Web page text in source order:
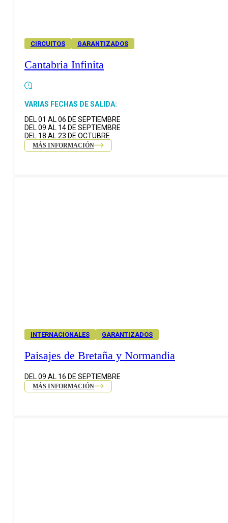
CIRCUITOS GARANTIZADOS
Cantabria Infinita
VARIAS FECHAS DE SALIDA:
DEL 01 AL 06 DE SEPTIEMBRE
DEL 09 AL 14 DE SEPTIEMBRE
DEL 18 AL 23 DE OCTUBRE
MÁS INFORMACIÓN
INTERNACIONALES GARANTIZADOS
Paisajes de Bretaña y Normandia
DEL 09 AL 16 DE SEPTIEMBRE
MÁS INFORMACIÓN